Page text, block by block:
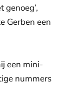
genoeg’,
Gerben een
een mini-
nummers